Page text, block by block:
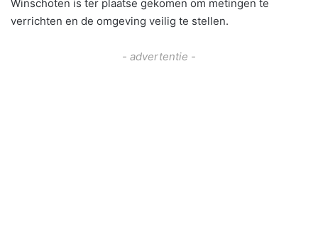
Winschoten is ter plaatse gekomen om metingen te
verrichten en de omgeving veilig te stellen.
- advertentie -